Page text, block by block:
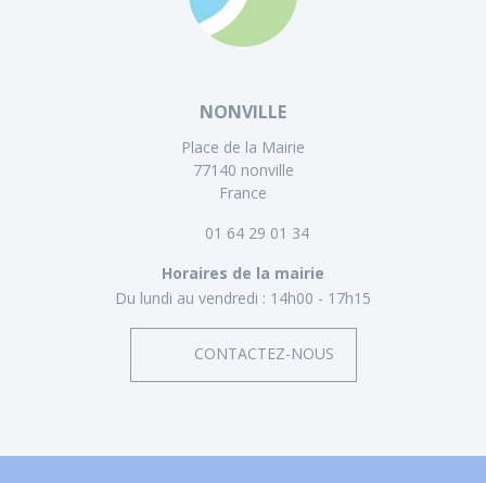
NONVILLE
Place de la Mairie
77140 nonville
France
01 64 29 01 34
Horaires de la mairie
Du lundi au vendredi : 14h00 - 17h15
CONTACTEZ-NOUS